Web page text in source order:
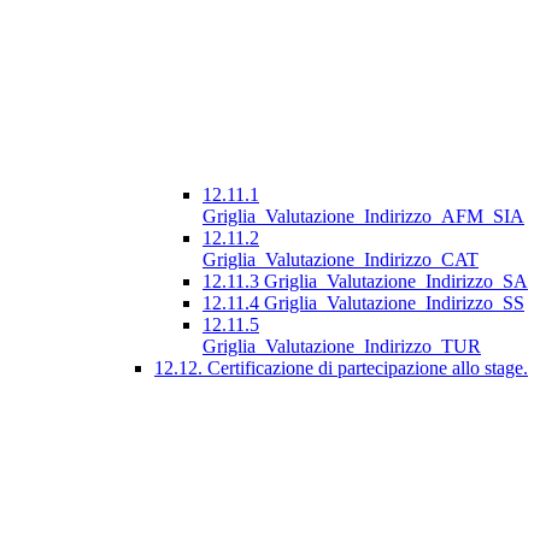
12.11.1
Griglia_Valutazione_Indirizzo_AFM_SIA
12.11.2
Griglia_Valutazione_Indirizzo_CAT
12.11.3 Griglia_Valutazione_Indirizzo_SA
12.11.4 Griglia_Valutazione_Indirizzo_SS
12.11.5
Griglia_Valutazione_Indirizzo_TUR
12.12. Certificazione di partecipazione allo stage.